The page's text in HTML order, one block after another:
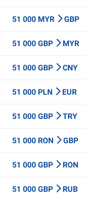
51 000 MYR GBP
51 000 GBP MYR
51 000 GBP CNY
51 000 PLN EUR
51 000 GBP TRY
51 000 RON GBP
51 000 GBP RON
51 000 GBP RUB